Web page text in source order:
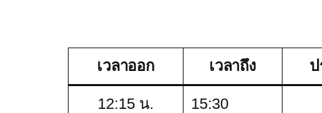
เวลาออก เวลาถึง ป
12:15 น. 15:30